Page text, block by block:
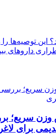
این توصیه‌ها را
داروهای
سریع؛
برای